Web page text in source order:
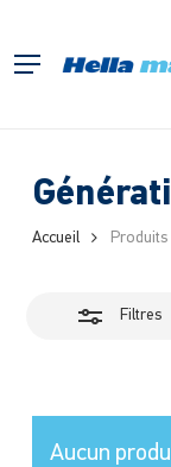
l'accueil
Menu
Accueil Produits
Filtres
Aucun